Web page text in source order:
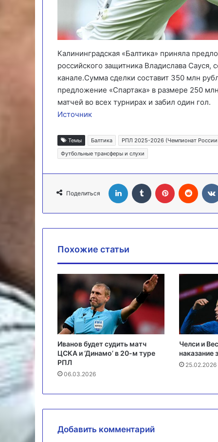
Калининградская «Балтика» приняла
российского защитника Владислава
канале.Сумма сделки составит 350 млн
предложение «Спартака» в размере 250
матчей во всех турнирах и забил один гол.
Источник
Темы Балтика
РПЛ 2025-2026 (Чемпионат России
Футбольные трансферы и слухи
Поделиться
LinkedIn Tumblr Pinterest Reddit
Похожие статьи
Иванов будет судить матч
ЦСКА и ‘Динамо’ в 20-м туре
РПЛ
06.03.2026
Челси и
наказание
25.02.2026
Добавить комментарий